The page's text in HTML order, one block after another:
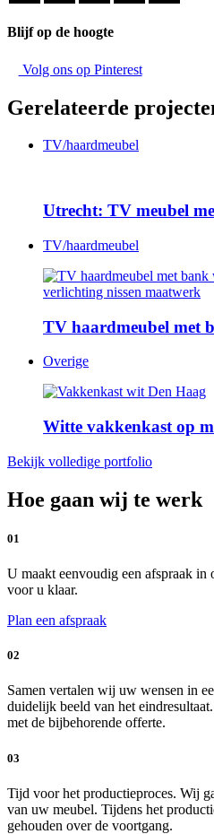
Blijf op de hoogte
Volg ons op Pinterest
Gerelateerde
TV/haardmeubel
Utrecht: TV meubel
TV/haardmeubel
TV haardmeubel met
Overige
Witte vakkenkast op
Bekijk volledige portfolio
Hoe gaan wij te werk
01
U maakt eenvoudig een afspraak
voor u klaar.
Plan een afspraak
02
Samen vertalen wij uw wensen in
duidelijk beeld van het
met de bijbehorende offerte.
03
Tijd voor het productieproces. Wij
van uw meubel. Tijdens het
gehouden over de voortgang.